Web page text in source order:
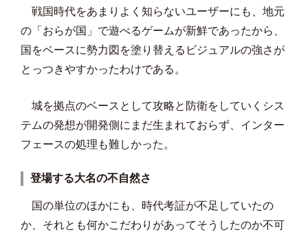
戦国時代をあまりよく知らないユーザーにも、地元
の「おらが国」で遊べるゲームが新鮮であったから、
国をベースに勢力図を塗り替えるビジュアルの強さが
とっつきやすかったわけである。
城を拠点のベースとして攻略と防衛をしていくシス
テムの発想が開発側にまだ生まれておらず、インター
フェースの処理も難しかった。
登場する大名の不自然さ
国の単位のほかにも、時代考証が不足していたの
か、それとも何かこだわりがあってそうしたのか不可